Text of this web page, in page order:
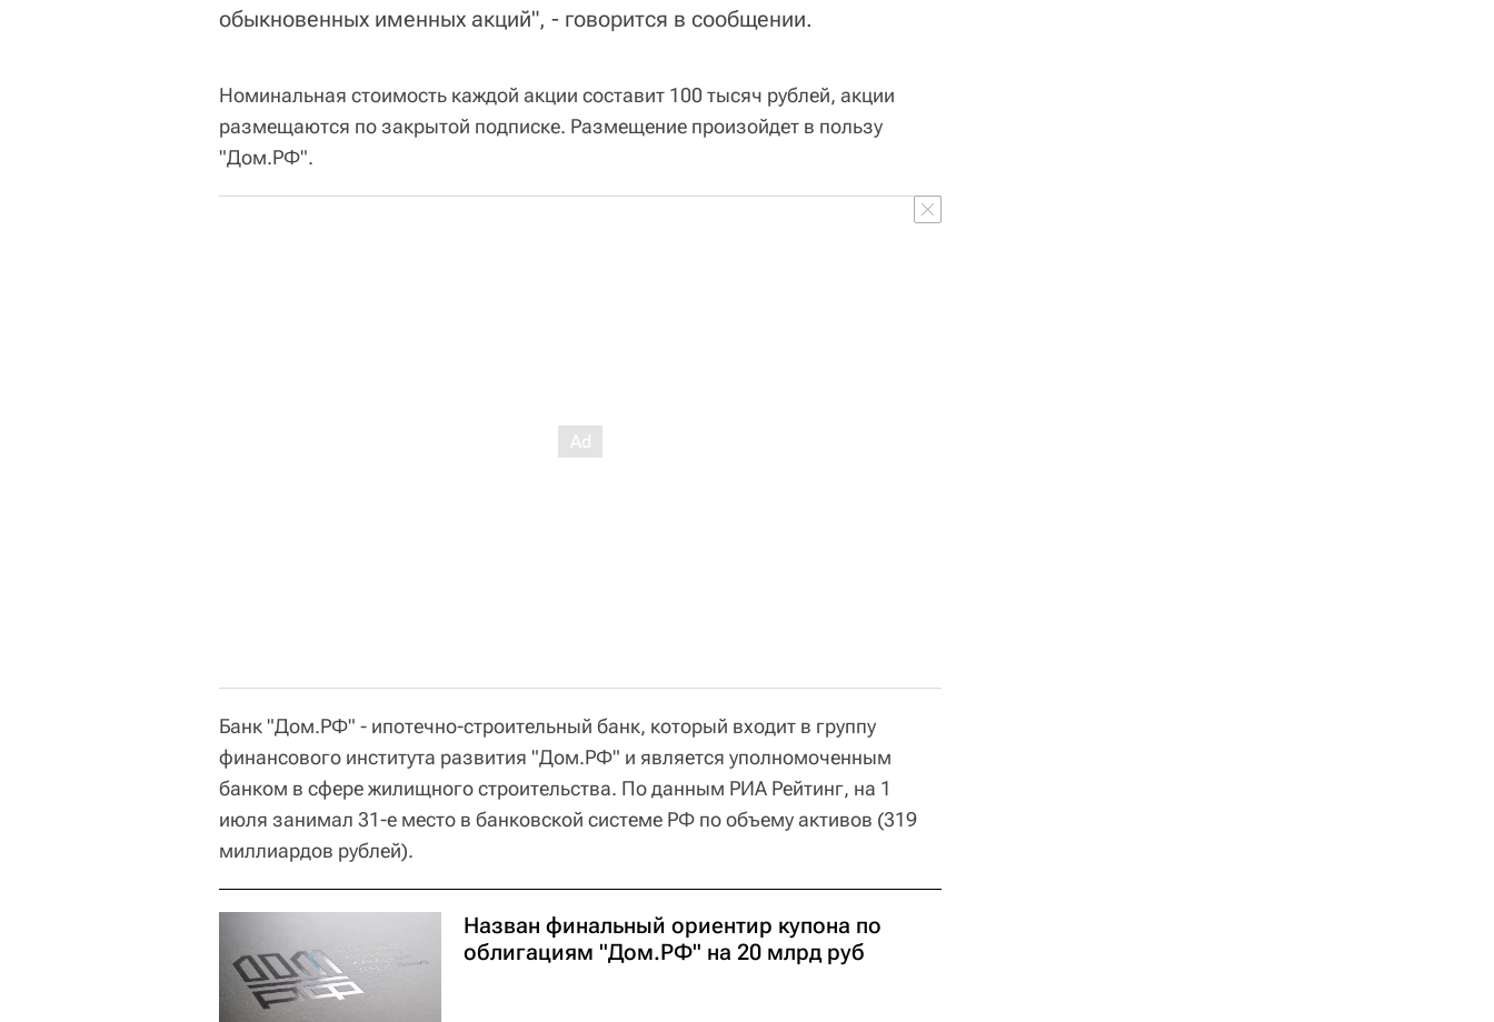
обыкновенных именных акций", - говорится в сообщении.
Номинальная стоимость каждой акции составит 100 тысяч рублей, акции
размещаются по закрытой подписке. Размещение произойдет в пользу
"Дом.РФ".
Банк "Дом.РФ" - ипотечно-строительный банк, который входит в группу
финансового института развития "Дом.РФ" и является уполномоченным
банком в сфере жилищного строительства. По данным РИА Рейтинг, на 1
июля занимал 31-е место в банковской системе РФ по объему активов (319
миллиардов рублей).
Назван финальный ориентир купона по
облигациям "Дом.РФ" на 20 млрд руб